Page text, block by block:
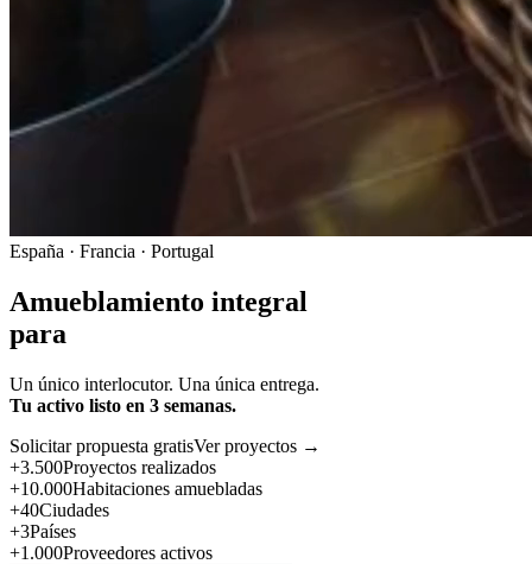
España · Francia · Portugal
Amueblamiento integral
para
Un único interlocutor. Una única entrega.
Tu activo listo en 3 semanas.
Solicitar propuesta gratisVer proyectos →
+3.500Proyectos realizados
+10.000Habitaciones amuebladas
+40Ciudades
+3Países
+1.000Proveedores activos